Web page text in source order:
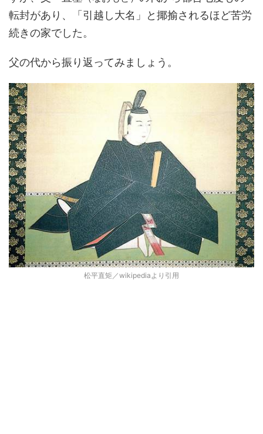
転封があり、「引越し大名」と揶揄されるほど苦労
続きの家でした。
父の代から振り返ってみましょう。
松平直矩／wikipediaより引用